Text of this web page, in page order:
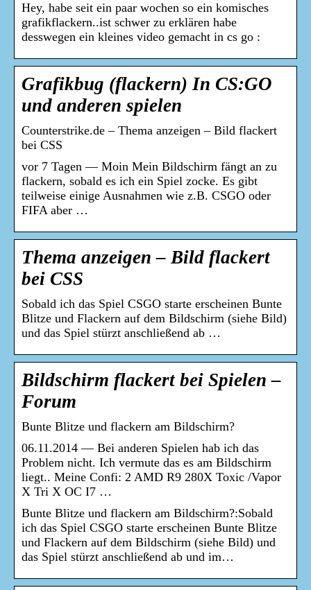
Hey, habe seit ein paar wochen so ein komisches
grafikflackern..ist schwer zu erklären habe
desswegen ein kleines video gemacht in cs go :
Grafikbug (flackern) In CS:GO
und anderen spielen
Counterstrike.de – Thema anzeigen – Bild flackert
bei CSS
vor 7 Tagen — Moin Mein Bildschirm fängt an zu
flackern, sobald es ich ein Spiel zocke. Es gibt
teilweise einige Ausnahmen wie z.B. CSGO oder
FIFA aber …
Thema anzeigen – Bild flackert
bei CSS
Sobald ich das Spiel CSGO starte erscheinen Bunte
Blitze und Flackern auf dem Bildschirm (siehe Bild)
und das Spiel stürzt anschließend ab …
Bildschirm flackert bei Spielen –
Forum
Bunte Blitze und flackern am Bildschirm?
06.11.2014 — Bei anderen Spielen hab ich das
Problem nicht. Ich vermute das es am Bildschirm
liegt.. Meine Confi: 2 AMD R9 280X Toxic /Vapor
X Tri X OC I7 …
Bunte Blitze und flackern am Bildschirm?:Sobald
ich das Spiel CSGO starte erscheinen Bunte Blitze
und Flackern auf dem Bildschirm (siehe Bild) und
das Spiel stürzt anschließend ab und im…